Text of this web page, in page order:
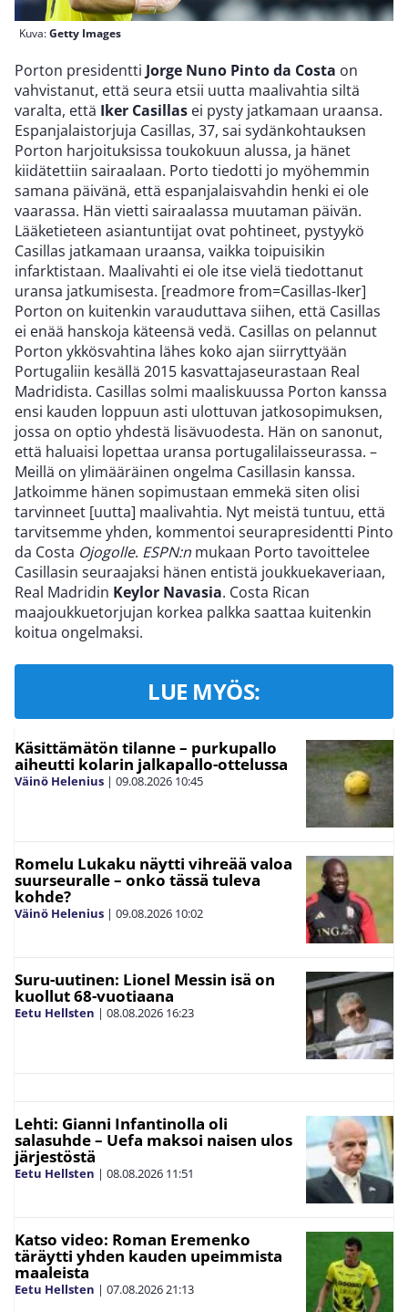
Kuva:Getty Images
Porton presidentti Jorge Nuno Pinto da Costa on
vahvistanut, että seura etsii uutta maalivahtia siltä
varalta, että Iker Casillas ei pysty jatkamaan uraansa.
Espanjalaistorjuja Casillas, 37, sai sydänkohtauksen
Porton harjoituksissa toukokuun alussa, ja hänet
kiidätettiin sairaalaan. Porto tiedotti jo myöhemmin
samana päivänä, että espanjalaisvahdin henki ei ole
vaarassa. Hän vietti sairaalassa muutaman päivän.
Lääketieteen asiantuntijat ovat pohtineet, pystyykö
Casillas jatkamaan uraansa, vaikka toipuisikin
infarktistaan. Maalivahti ei ole itse vielä tiedottanut
uransa jatkumisesta. [readmore from=Casillas-Iker]
Porton on kuitenkin varauduttava siihen, että Casillas
ei enää hanskoja käteensä vedä. Casillas on pelannut
Porton ykkösvahtina lähes koko ajan siirryttyään
Portugaliin kesällä 2015 kasvattajaseurastaan Real
Madridista. Casillas solmi maaliskuussa Porton kanssa
ensi kauden loppuun asti ulottuvan jatkosopimuksen,
jossa on optio yhdestä lisävuodesta. Hän on sanonut,
että haluaisi lopettaa uransa portugalilaisseurassa. –
Meillä on ylimääräinen ongelma Casillasin kanssa.
Jatkoimme hänen sopimustaan emmekä siten olisi
tarvinneet [uutta] maalivahtia. Nyt meistä tuntuu, että
tarvitsemme yhden, kommentoi seurapresidentti Pinto
da Costa Ojogolle. ESPN:n mukaan Porto tavoittelee
Casillasin seuraajaksi hänen entistä joukkuekaveriaan,
Real Madridin Keylor Navasia. Costa Rican
maajoukkuetorjujan korkea palkka saattaa kuitenkin
koitua ongelmaksi.
LUE MYÖS:
Käsittämätön tilanne – purkupallo
aiheutti kolarin jalkapallo-ottelussa
Väinö Helenius | 09.08.2026 10:45
Romelu Lukaku näytti vihreää valoa
suurseuralle – onko tässä tuleva
kohde?
Väinö Helenius | 09.08.2026 10:02
Suru-uutinen: Lionel Messin isä on
kuollut 68-vuotiaana
Eetu Hellsten | 08.08.2026 16:23
Lehti: Gianni Infantinolla oli
salasuhde – Uefa maksoi naisen ulos
järjestöstä
Eetu Hellsten | 08.08.2026 11:51
Katso video: Roman Eremenko
täräytti yhden kauden upeimmista
maaleista
Eetu Hellsten | 07.08.202621:13